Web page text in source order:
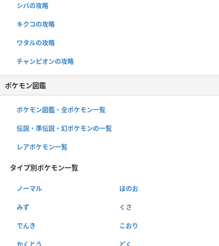
シバの攻略
キクコの攻略
ワタルの攻略
チャンピオンの攻略
ポケモン図鑑
ポケモン図鑑・全ポケモン一覧
伝説・準伝説・幻ポケモンの一覧
レアポケモン一覧
タイプ別ポケモン一覧
ノーマル ほのお
みず くさ
でんき こおり
かくとう どく